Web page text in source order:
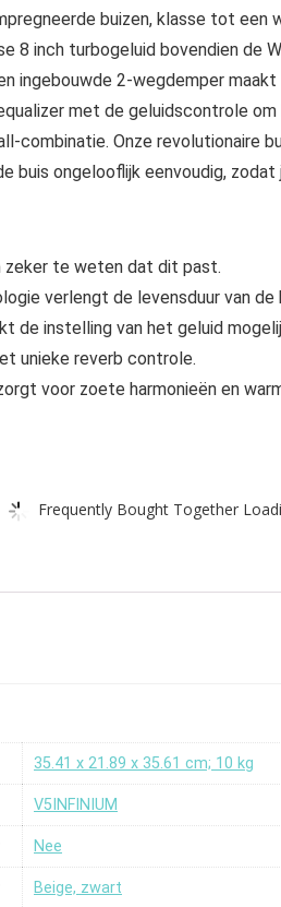
buizen, klasse tot een
8 inch turbogeluid bovendien de
ingebouwde 2-wegdemper
met de geluidscontrole
combinatie. Onze revolutionaire
buis ongelooflijk eenvoudig,
zeker te weten dat dit past.
verlengt de levensduur van de
de instelling van het geluid
unieke reverb controle.
voor zoete harmonieën en
Frequently Bought Together
‎35.41 x 21.89 x 35.61 cm; 10 kg
‎V5INFINIUM
‎Nee
‎Beige, zwart